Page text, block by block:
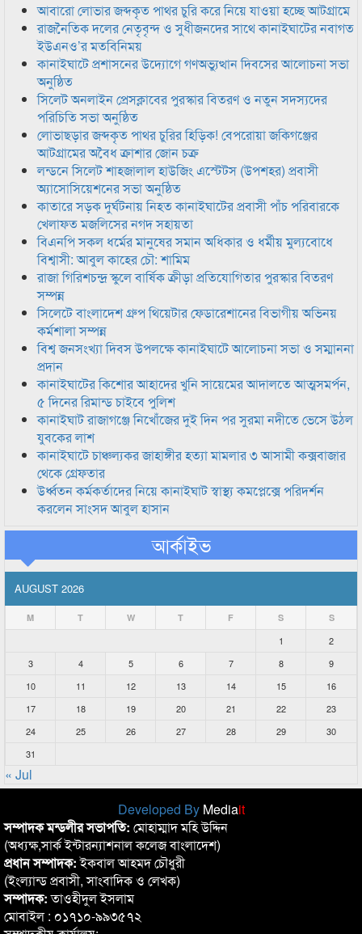
আবারো লোভার জব্দকৃত পাথর চুরি করে নিয়ে যাওয়া হচ্ছে আটগ্রামে
রাজনৈতিক দলের নেতৃবৃন্দ ও সুধীজনদের সাথে কানাইঘাটের নবাগত
ইউএনও’র মতবিনিময়
কানাইঘাটে প্রশাসনের উদ্যোগে গণঅভ্যুত্থান দিবসের আলোচনা সভা
অনুষ্ঠিত
সিলেট অনলাইন প্রেসক্লাবের পুরস্কার বিতরণ ও নতুন সদস্যদের
পরিচিতি সভা অনুষ্ঠিত
লোভাছড়ার জব্দকৃত পাথর চুরির হিড়িক! বেপরোয়া জকিগঞ্জের
আটগ্রামের অবৈধ ক্রাশার জোন চক্র
লন্ডনে সিলেট শাহজালাল হাউজিং এস্টেটস (উপশহর) প্রবাসী
অ্যাসোসিয়েশনের সভা অনুষ্ঠিত
কাতারে সড়ক দুর্ঘটনায় নিহত কানাইঘাটের প্রবাসী পাঁচ পরিবারকে
খেলাফত মজলিসের নগদ সহায়তা
বিএনপি সকল ধর্মের মানুষের সমান অধিকার ও ধর্মীয় মুল্যবোধে
বিশ্বাসী: আবুল কাহের চৌ: শামিম
রাজা গিরিশচন্দ্র স্কুলে বার্ষিক ক্রীড়া প্রতিযোগিতার পুরস্কার বিতরণ
সম্পন্ন
সিলেটে বাংলাদেশ গ্রুপ থিয়েটার ফেডারেশানের বিভাগীয় অভিনয়
কর্মশালা সম্পন্ন
বিশ্ব জনসংখ্যা দিবস উপলক্ষে কানাইঘাটে আলোচনা সভা ও সম্মাননা
প্রদান
কানাইঘাটের কিশোর আহাদের খুনি সায়েমের আদালতে আত্মসমর্পন,
৫ দিনের রিমান্ড চাইবে পুলিশ
কানাইঘাট রাজাগঞ্জে নিখোঁজের দুই দিন পর সুরমা নদীতে ভেসে উঠল
যুবকের লাশ
কানাইঘাটে চাঞ্চল্যকর জাহাঙ্গীর হত্যা মামলার ৩ আসামী কক্সবাজার
থেকে গ্রেফতার
উর্ধ্বতন কর্মকর্তাদের নিয়ে কানাইঘাট স্বাস্থ্য কমপ্লেক্সে পরিদর্শন
করলেন সাংসদ আবুল হাসান
আর্কাইভ
AUGUST 2026
M T W T F S S
1
2
3
4 5 6 7 8
9
10
11 12 13 14 15
16
17
18 19 20 21 22
23
24
25 26 27 28 29
30
31
« Jul
Developed By Mediait
সম্পাদক মন্ডলীর সভাপতি: মোহাম্মাদ মহি উদ্দিন
(অধ্যক্ষ,সার্ক ইন্টারন্যাশনাল কলেজ বাংলাদেশ)
প্রধান সম্পাদক:ইকবাল আহমদ চৌধুরী
(ইংল্যান্ড প্রবাসী, সাংবাদিক ও লেখক)
সম্পাদক:তাওহীদুল ইসলাম
মোবাইল : ০১৭১০-৯৯৩৫৭২